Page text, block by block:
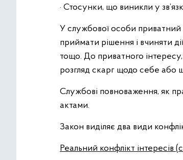
· Стосунки, що виникли у
У службової особи приватний
приймати рішення і вчиняти
тощо. До приватного інтересу,
розгляд скарг щодо себе або
Службові повноваження, як
актами.
Закон виділяє два види
Реальний конфлікт інтересів